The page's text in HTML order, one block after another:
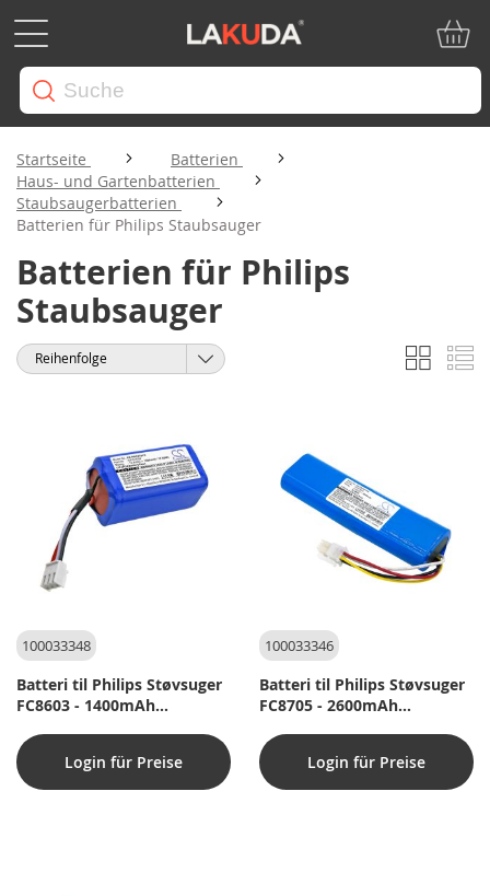
Startseite
Batterien
Haus- und Gartenbatterien
Staubsaugerbatterien
Batterien für Philips Staubsauger
Batterien für Philips
Staubsauger
Anzeigen
als
Liste
Sortieren
100033348
Batteri til Philips Støvsuger
FC8603 - 1400mAh
Login für Preise
100033346
Batteri til Philips Støvsuger
FC8705 - 2600mAh
Login für Preise